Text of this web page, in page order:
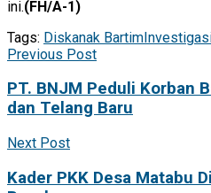
ini.(FH/A-1)
Tags: Diskanak Bartim
Previous Post
PT. BNJM Peduli Korban
dan Telang Baru
Next Post
Kader PKK Desa Matabu